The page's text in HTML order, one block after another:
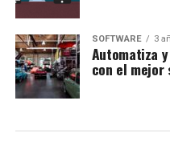
SOFTWARE 3
Automatiza
con el mejor